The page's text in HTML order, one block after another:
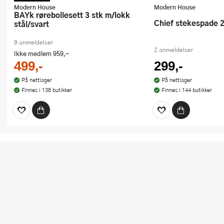
Modern House
bAYk rørebollesett 3 stk m/lokk
stål/svart
9 anmeldelser
Ikke medlem 959,-
499,-
På nettlager
Finnes i 138 butikker
Modern House
Chief stekespade
2 anmeldelser
299,-
På nettlager
Finnes i 144 butikker